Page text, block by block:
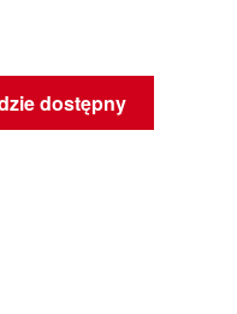
dostępny